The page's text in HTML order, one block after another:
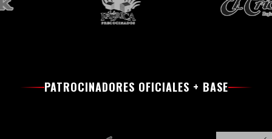
PATROCINADORES OFICIALES + BASE